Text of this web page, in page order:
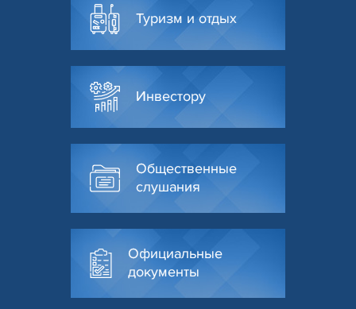
Туризм и отдых
Инвестору
Общественные
слушания
Официальные
документы